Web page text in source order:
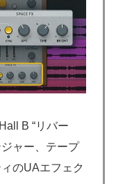
B “リバー
ャー、テープ
のUAエフェク